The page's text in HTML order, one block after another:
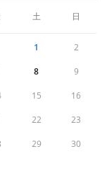
土 日
1 2
8 9
15 16
22 23
29 30